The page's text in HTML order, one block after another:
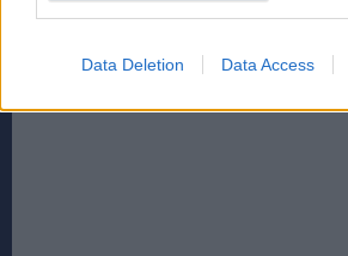
Data Deletion Data Access